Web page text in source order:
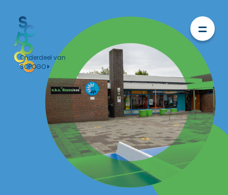
Onderdeel van
SOPOGO